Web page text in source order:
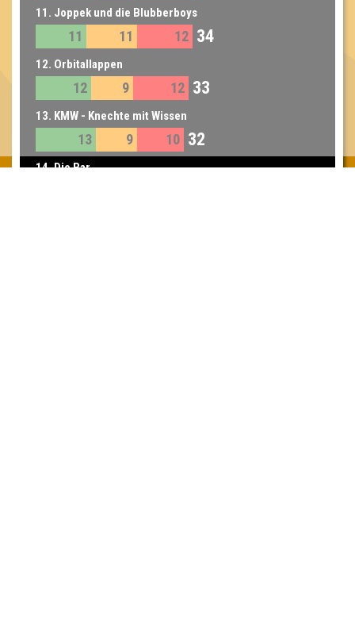
11. Joppek und die Blubberboys
11 11 12 34
12. Orbitallappen
12 9 12 33
13. KMW - Knechte mit Wissen
13 9 10 32
14. Die Bar